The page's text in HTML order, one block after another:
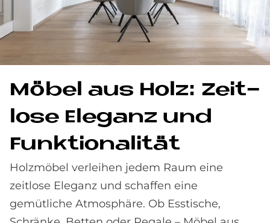
Mö­bel aus Holz: Zeit­
lo­se Ele­ganz und
Funk­tio­na­li­tät
Holzmöbel verleihen jedem Raum eine
zeitlose Eleganz und schaffen eine
gemütliche Atmosphäre. Ob Esstische,